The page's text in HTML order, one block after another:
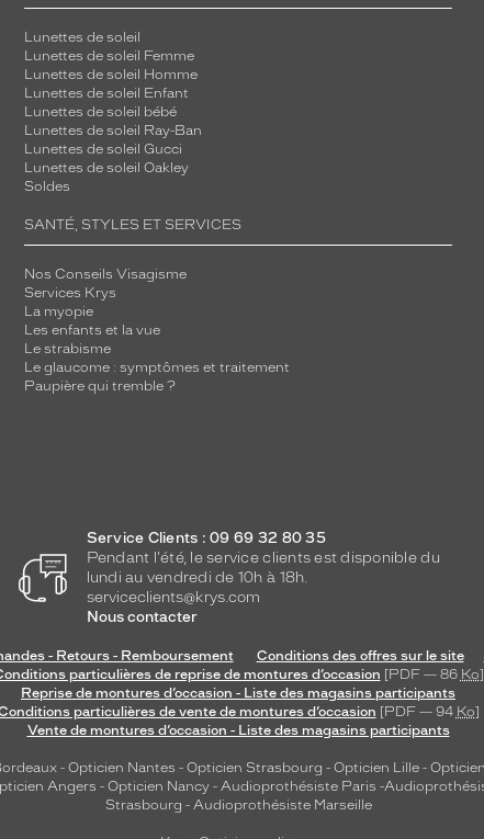
Lunettes de soleil
Lunettes de soleil Femme
Lunettes de soleil Homme
Lunettes de soleil Enfant
Lunettes de soleil bébé
Lunettes de soleil Ray-Ban
Lunettes de soleil Gucci
Lunettes de soleil Oakley
Soldes
SANTÉ, STYLES ET SERVICES
Nos Conseils Visagisme
Services Krys
La myopie
Les enfants et la vue
Le strabisme
Le glaucome : symptômes et traitement
Paupière qui tremble ?
Service Clients : 09 69 32 80 35
Pendant l'été, le service clients est disponible du
lundi au vendredi de 10h à 18h.
serviceclients@krys.com
Nous contacter
- Retours - Remboursement Conditions des offres sur le site
particulières de reprise de montures d’occasion [PDF — 86 Ko]
Reprise de montures d’occasion - Liste des magasins participants
particulières de vente de montures d’occasion [PDF — 94 Ko]
Vente de montures d’occasion - Liste des magasins participants
- Opticien Nantes - Opticien Strasbourg - Opticien Lille -
Angers - Opticien Nancy - Audioprothésiste Paris -
Strasbourg - Audioprothésiste Marseille